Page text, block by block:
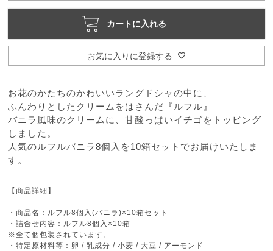
お気に入りに登録する
カートに入れる
お花のかたちのかわいいラングドシャの中に、
ふんわりとしたクリームをはさんだ『ルフル』
バニラ風味のクリームに、甘酸っぱいイチゴをトッピング
しました。
人気のルフルバニラ8個入を10箱セットでお届けいたしま
す。
【商品詳細】
・商品名：ルフル8個入(バニラ)×10箱セット
・詰合せ内容：ルフル8個入×10箱
※全て個包装されています。
・特定原材料等：卵 / 乳成分 / 小麦 / 大豆 / アーモンド